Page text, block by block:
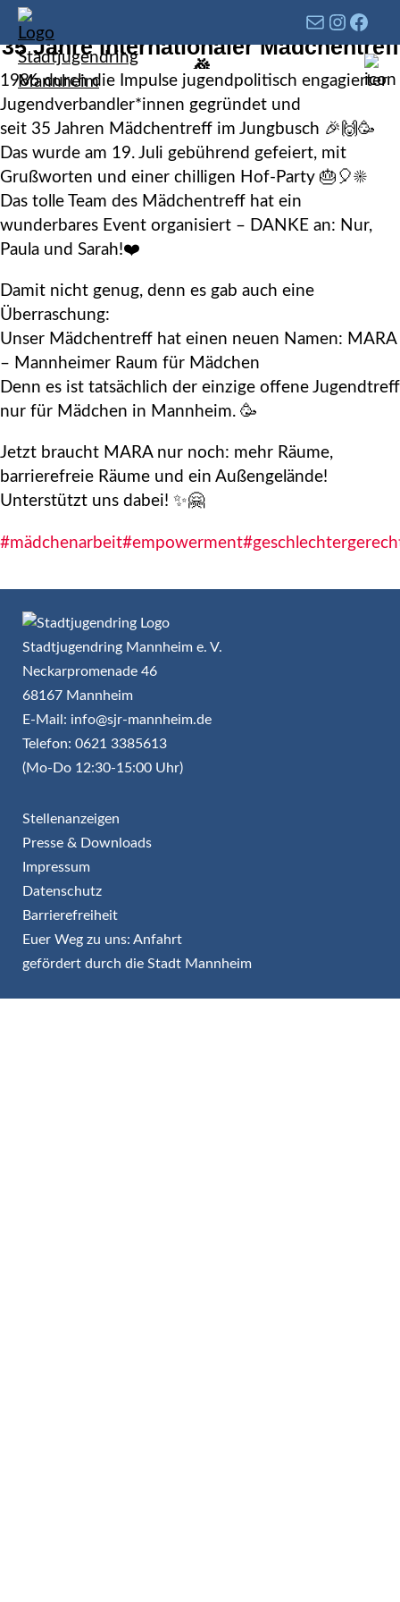
35 Jahre Internationaler Mädchentreff
🎉
1986 durch die Impulse jugendpolitisch engagierter
Jugendverbandler*innen gegründet und
seit 35 Jahren Mädchentreff im Jungbusch 🎉🙌🥳
Das wurde am 19. Juli gebührend gefeiert, mit
Grußworten und einer chilligen Hof-Party 🎂🎈☀️
Das tolle Team des Mädchentreff hat ein
wunderbares Event organisiert – DANKE an: Nur,
Paula und Sarah!❤️
Damit nicht genug, denn es gab auch eine
Überraschung:
Unser Mädchentreff hat einen neuen Namen: MARA
– Mannheimer Raum für Mädchen
Denn es ist tatsächlich der einzige offene Jugendtreff
nur für Mädchen in Mannheim. 🥳
Jetzt braucht MARA nur noch: mehr Räume,
barrierefreie Räume und ein Außengelände!
Unterstützt uns dabei! ✨🤗
#mädchenarbeit#empowerment
Stadtjugendring Mannheim e. V.
Neckarpromenade 46
68167 Mannheim
E-Mail: info@sjr-mannheim.de
Telefon: 0621 3385613
(Mo-Do 12:30-15:00 Uhr)
Stellenanzeigen
Presse & Downloads
Impressum
Datenschutz
Barrierefreiheit
Euer Weg zu uns: Anfahrt
gefördert durch die Stadt Mannheim